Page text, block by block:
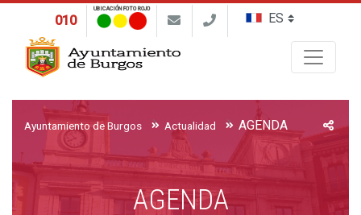
010
UBICACIÓN FOTO ROJO
Ayuntamiento de Burgos Actualidad AGENDA
AGENDA